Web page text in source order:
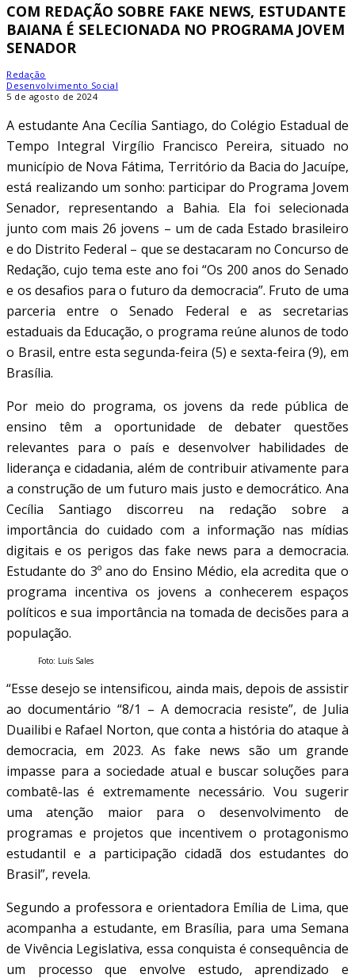
COM REDAÇÃO SOBRE FAKE NEWS, ESTUDANTE
BAIANA É SELECIONADA NO PROGRAMA JOVEM
SENADOR
Redação
Desenvolvimento Social
5 de agosto de 2024
A estudante Ana Cecília Santiago, do Colégio Estadual de
Tempo Integral Virgílio Francisco Pereira, situado no
município de Nova Fátima, Território da Bacia do Jacuípe,
está realizando um sonho: participar do Programa Jovem
Senador, representando a Bahia. Ela foi selecionada
junto com mais 26 jovens – um de cada Estado brasileiro
e do Distrito Federal – que se destacaram no Concurso de
Redação, cujo tema este ano foi “Os 200 anos do Senado
e os desafios para o futuro da democracia”. Fruto de uma
parceria entre o Senado Federal e as secretarias
estaduais da Educação, o programa reúne alunos de todo
o Brasil, entre esta segunda-feira (5) e sexta-feira (9), em
Brasília.
Por meio do programa, os jovens da rede pública de
ensino têm a oportunidade de debater questões
relevantes para o país e desenvolver habilidades de
liderança e cidadania, além de contribuir ativamente para
a construção de um futuro mais justo e democrático. Ana
Cecília Santiago discorreu na redação sobre a
importância do cuidado com a informação nas mídias
digitais e os perigos das fake news para a democracia.
Estudante do 3º ano do Ensino Médio, ela acredita que o
programa incentiva os jovens a conhecerem espaços
políticos e sua importância na tomada de decisões para a
população.
Foto: Luís Sales
“Esse desejo se intensificou, ainda mais, depois de assistir
ao documentário “8/1 – A democracia resiste”, de Julia
Duailibi e Rafael Norton, que conta a história do ataque à
democracia, em 2023. As fake news são um grande
impasse para a sociedade atual e buscar soluções para
combatê-las é extremamente necessário. Vou sugerir
uma atenção maior para o desenvolvimento de
programas e projetos que incentivem o protagonismo
estudantil e a participação cidadã dos estudantes do
Brasil”, revela.
Segundo a professora e orientadora Emília de Lima, que
acompanha a estudante, em Brasília, para uma Semana
de Vivência Legislativa, essa conquista é consequência de
um processo que envolve estudo, aprendizado e